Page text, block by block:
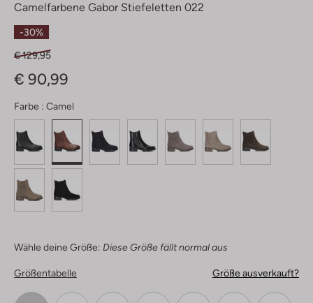
Camelfarbene Gabor Stiefeletten 022
-30%
€ 129,95
€ 90,99
Farbe : Camel
Wähle deine Größe: Diese Größe fällt normal aus
Größentabelle Größe ausverkauft?